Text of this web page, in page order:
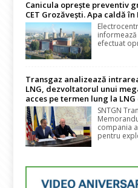
Canicula oprește preventiv
CET Grozăvești. Apa caldă
informează
efectuat
Transgaz analizează
LNG, dezvoltatorul unui
acces pe termen lung la LNG
SNTGN
compania
pentru